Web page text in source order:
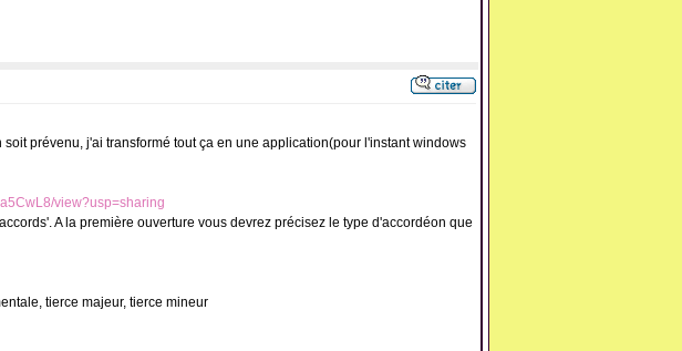
prévenu, j'ai transformé tout ça en une application(pour l'instant windows
view?usp=sharing
A la première ouverture vous devrez précisez le type d'accordéon que
tierce majeur, tierce mineur